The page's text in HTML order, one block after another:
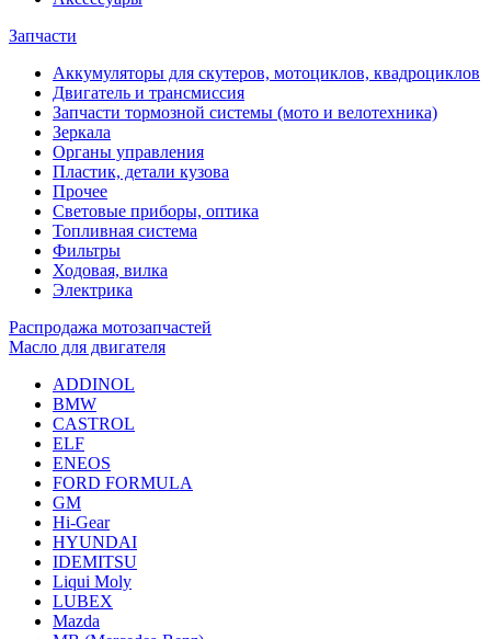
Запчасти
Аккумуляторы для скутеров, мотоциклов, квадроциклов
Двигатель и трансмиссия
Запчасти тормозной системы (мото и велотехника)
Зеркала
Органы управления
Пластик, детали кузова
Прочее
Световые приборы, оптика
Топливная система
Фильтры
Ходовая, вилка
Электрика
Распродажа мотозапчастей
Масло для двигателя
ADDINOL
BMW
CASTROL
ELF
ENEOS
FORD FORMULA
GM
Hi-Gear
HYUNDAI
IDEMITSU
Liqui Moly
LUBEX
Mazda